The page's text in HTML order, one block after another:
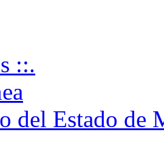
::.
del Estado de